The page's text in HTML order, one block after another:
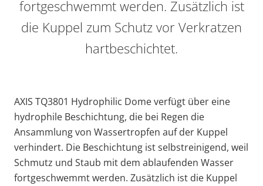
fortgeschwemmt werden. Zusätzlich ist
die Kuppel zum Schutz vor Verkratzen
hartbeschichtet.
AXIS TQ3801 Hydrophilic Dome verfügt über eine
hydrophile Beschichtung, die bei Regen die
Ansammlung von Wassertropfen auf der Kuppel
verhindert. Die Beschichtung ist selbstreinigend, weil
Schmutz und Staub mit dem ablaufenden Wasser
fortgeschwemmt werden. Zusätzlich ist die Kuppel